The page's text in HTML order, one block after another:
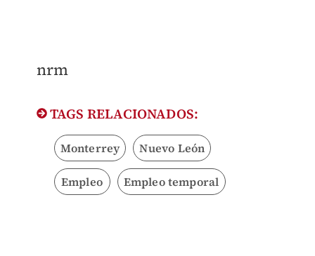
nrm
TAGS RELACIONADOS:
Monterrey Nuevo León
Empleo Empleo temporal